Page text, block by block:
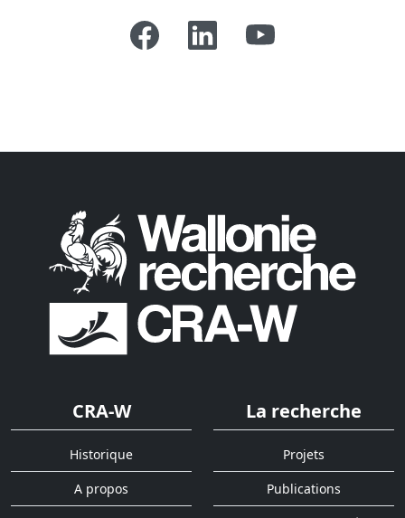
CRA-W
Historique
A propos
La recherche
Projets
Publications